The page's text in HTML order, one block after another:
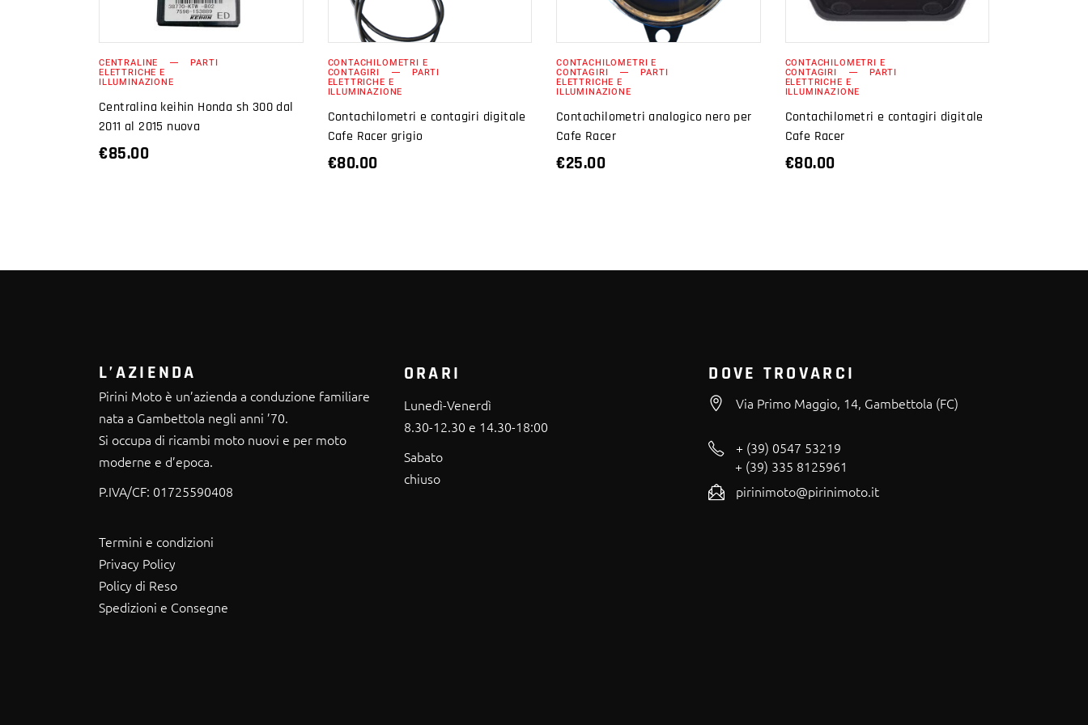
CENTRALINE PARTI
ELETTRICHE E
ILLUMINAZIONE
Centralina keihin Honda sh 300 dal
2011 al 2015 nuova
€85.00
CONTACHILOMETRI E
CONTAGIRI PARTI
ELETTRICHE E
ILLUMINAZIONE
Contachilometri e contagiri digitale
Cafe Racer grigio
€80.00
CONTACHILOMETRI E
CONTAGIRI PARTI
ELETTRICHE E
ILLUMINAZIONE
Contachilometri analogico nero per
Cafe Racer
€25.00
CONTACHILOMETRI E
CONTAGIRI PARTI
ELETTRICHE E
ILLUMINAZIONE
Contachilometri e contagiri digitale
Cafe Racer
€80.00
L’AZIENDA
Pirini Moto è un’azienda a conduzione familiare
nata a Gambettola negli anni ’70.
Si occupa di ricambi moto nuovi e per moto
moderne e d’epoca.
P.IVA/CF: 01725590408
Termini e condizioni
Privacy Policy
Policy di Reso
Spedizioni e Consegne
ORARI
Lunedì-Venerdì
8.30-12.30 e 14.30-18:00
Sabato
chiuso
DOVE TROVARCI
Via Primo Maggio, 14, Gambettola (FC)
+ (39) 0547 53219
+ (39) 335 8125961
pirinimoto@pirinimoto.it